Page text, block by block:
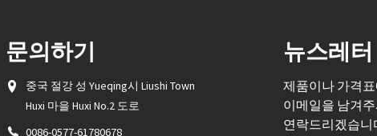
문의하기
중국 절강 성 Yueqing시 Liushi Town
Huxi 마을 Huxi No.2 도로
0086-0577-61780678
뉴스레터
제품이나 가격
이메일을 남겨
연락드리겠습니